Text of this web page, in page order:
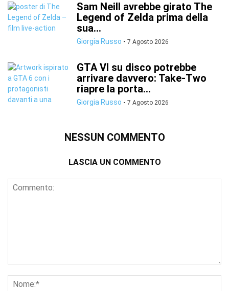
Sam Neill avrebbe girato The
Legend of Zelda prima della
sua...
Giorgia Russo - 7 Agosto 2026
GTA VI su disco potrebbe
arrivare davvero: Take-Two
riapre la porta...
Giorgia Russo - 7 Agosto 2026
NESSUN COMMENTO
LASCIA UN COMMENTO